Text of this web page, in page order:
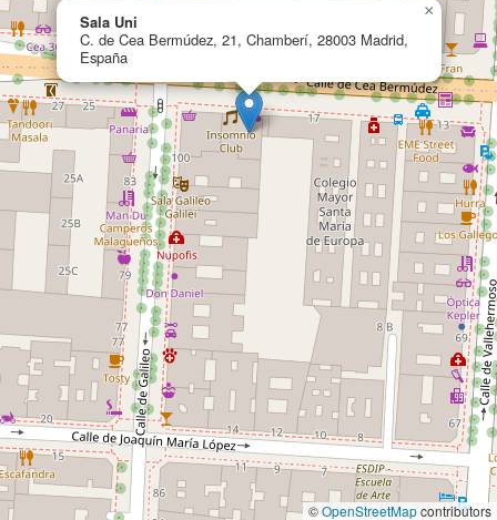
Sala Uni
C. de Cea Bermúdez, 21, Chamberí, 28003 Madrid,
España
×
©OpenStreetMapcontributors